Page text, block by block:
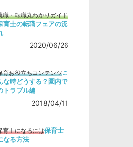
職・転職丸わかりガイド
育士の転職フェアの流
2020/06/26
育お役立ちコンテンツこ
な時どうする？園内で
トラブル編
2018/04/11
育士になるには保育士
なる方法